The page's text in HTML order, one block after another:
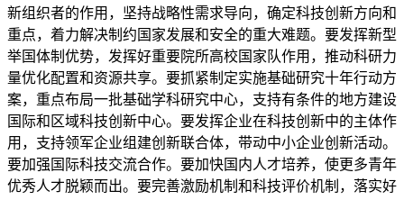
新组织者的作用，坚持战略性需求导向，确定科技创新方向和
重点，着力解决制约国家发展和安全的重大难题。要发挥新型
举国体制优势，发挥好重要院所高校国家队作用，推动科研力
量优化配置和资源共享。要抓紧制定实施基础研究十年行动方
案，重点布局一批基础学科研究中心，支持有条件的地方建设
国际和区域科技创新中心。要发挥企业在科技创新中的主体作
用，支持领军企业组建创新联合体，带动中小企业创新活动。
要加强国际科技交流合作。要加快国内人才培养，使更多青年
优秀人才脱颖而出。要完善激励机制和科技评价机制，落实好